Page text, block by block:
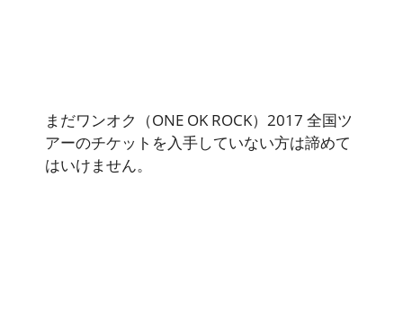
まだワンオク（ONE OK ROCK）2017 全国ツ
アーのチケットを入手していない方は諦めて
はいけません。